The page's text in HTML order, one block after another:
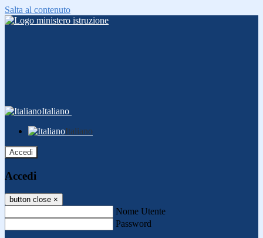
Salta al contenuto
Italiano
Italiano
Accedi
Accedi
button close ×
Nome Utente
Password